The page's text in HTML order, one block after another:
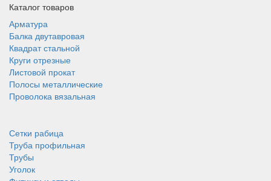
Каталог товаров
Арматура
Балка двутавровая
Квадрат стальной
Круги отрезные
Листовой прокат
Полосы металлические
Проволока вязальная
Сетки рабица
Труба профильная
Трубы
Уголок